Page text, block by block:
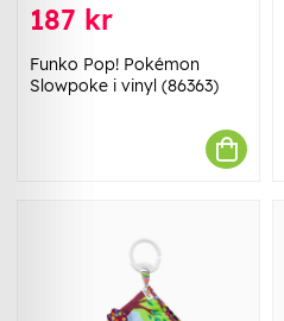
187 kr
Funko Pop! Pokémon
Slowpoke i vinyl (86363)